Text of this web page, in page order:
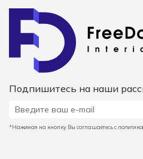
Подпишитесь на наши
*Нажимая на кнопку Вы соглашаетесь с